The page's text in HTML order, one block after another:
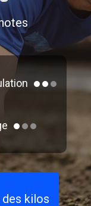
kilos